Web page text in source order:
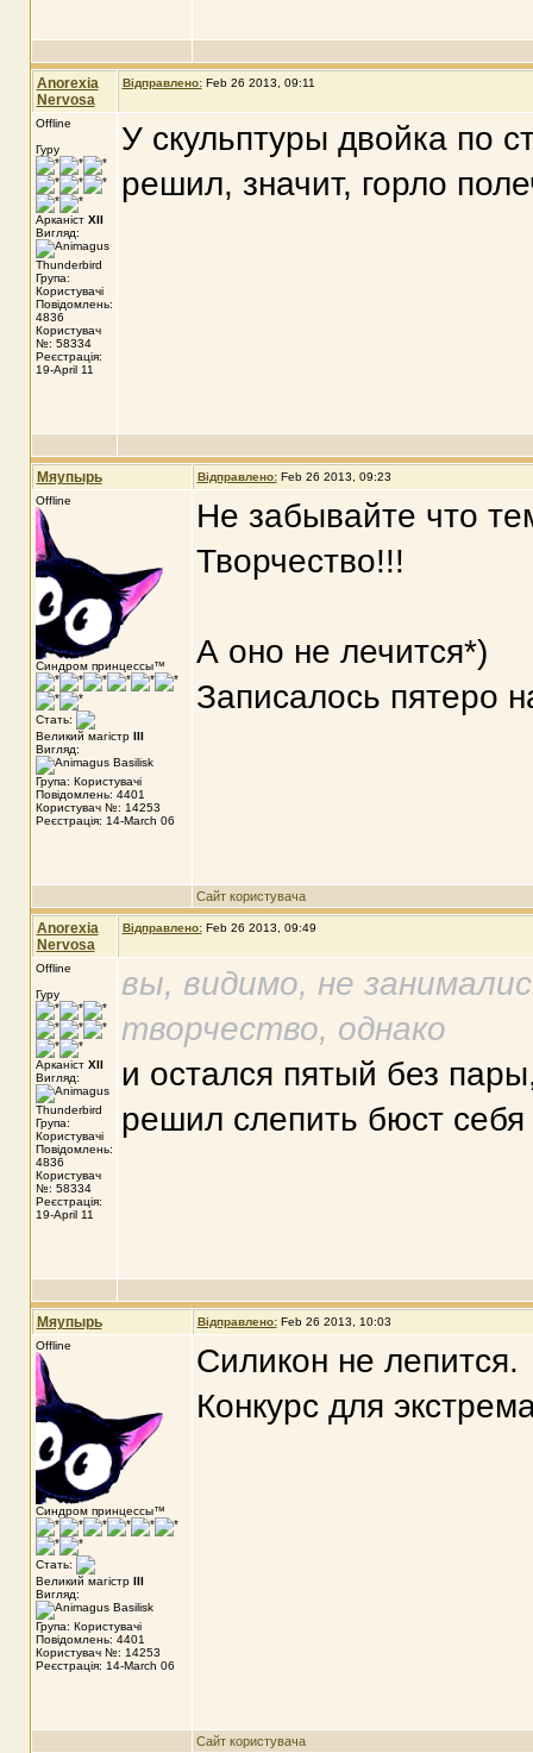
Anorexia
Nervosa
Відправлено: Feb 26 2013, 09:11
Offline
Гуру
Арканіст XII
Вигляд:
Група:
Користувачі
Повідомлень:
4836
Користувач
№: 58334
Реєстрація:
19-April 11
У скульптуры двойка по
решил, значит, горло
Мяупырь Відправлено: Feb 26 2013, 09:23
Offline
Синдром принцессы™
Стать:
Великий магістр III
Вигляд:
Група: Користувачі
Повідомлень: 4401
Користувач №: 14253
Реєстрація: 14-March 06
Не забывайте что
Творчество!!!
А оно не лечится*)
Записалось пятеро
Сайт користувача
Anorexia
Nervosa
Відправлено: Feb 26 2013, 09:49
Offline
Гуру
Арканіст XII
Вигляд:
Група:
Користувачі
Повідомлень:
4836
Користувач
№: 58334
Реєстрація:
19-April 11
вы, видимо, не
творчество, однако
и остался пятый без
решил слепить бюст
Мяупырь Відправлено: Feb 26 2013, 10:03
Offline
Синдром принцессы™
Стать:
Великий магістр III
Вигляд:
Група: Користувачі
Повідомлень: 4401
Користувач №: 14253
Реєстрація: 14-March 06
Силикон не лепится.
Конкурс для
Сайт користувача